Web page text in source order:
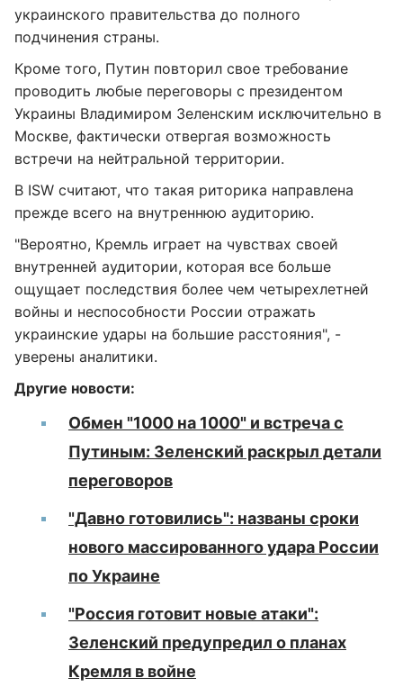
украинского правительства до полного
подчинения страны.
Кроме того, Путин повторил свое требование
проводить любые переговоры с президентом
Украины Владимиром Зеленским исключительно в
Москве, фактически отвергая возможность
встречи на нейтральной территории.
В ISW считают, что такая риторика направлена
прежде всего на внутреннюю аудиторию.
"Вероятно, Кремль играет на чувствах своей
внутренней аудитории, которая все больше
ощущает последствия более чем четырехлетней
войны и неспособности России отражать
украинские удары на большие расстояния", -
уверены аналитики.
Другие новости:
Обмен "1000 на 1000" и встреча с
Путиным: Зеленский раскрыл детали
переговоров
"Давно готовились": названы сроки
нового массированного удара России
по Украине
"Россия готовит новые атаки":
Зеленский предупредил о планах
Кремля в войне